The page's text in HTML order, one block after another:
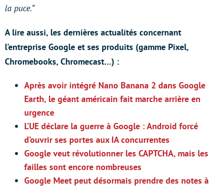
la puce.”
A lire aussi, les dernières actualités concernant
l’entreprise Google et ses produits (gamme Pixel,
Chromebooks, Chromecast…) :
Après avoir intégré Nano Banana 2 dans Google
Earth, le géant américain fait marche arrière en
urgence
L’UE déclare la guerre à Google : Android forcé
d’ouvrir ses portes aux IA concurrentes
Google veut révolutionner les CAPTCHA, mais les
failles sont encore nombreuses
Google Meet peut désormais prendre des notes à